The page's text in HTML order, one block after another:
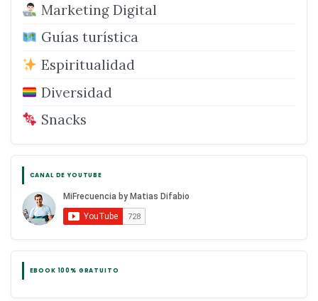
Marketing Digital
Guías turística
Espiritualidad
Diversidad
Snacks
CANAL DE YOUTUBE
EBOOK 100% GRATUITO